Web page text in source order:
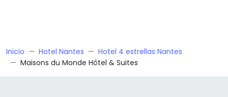
Inicio Hotel Nantes
Hotel 4 estrellas Nantes
Maisons du Monde Hôtel & Suites